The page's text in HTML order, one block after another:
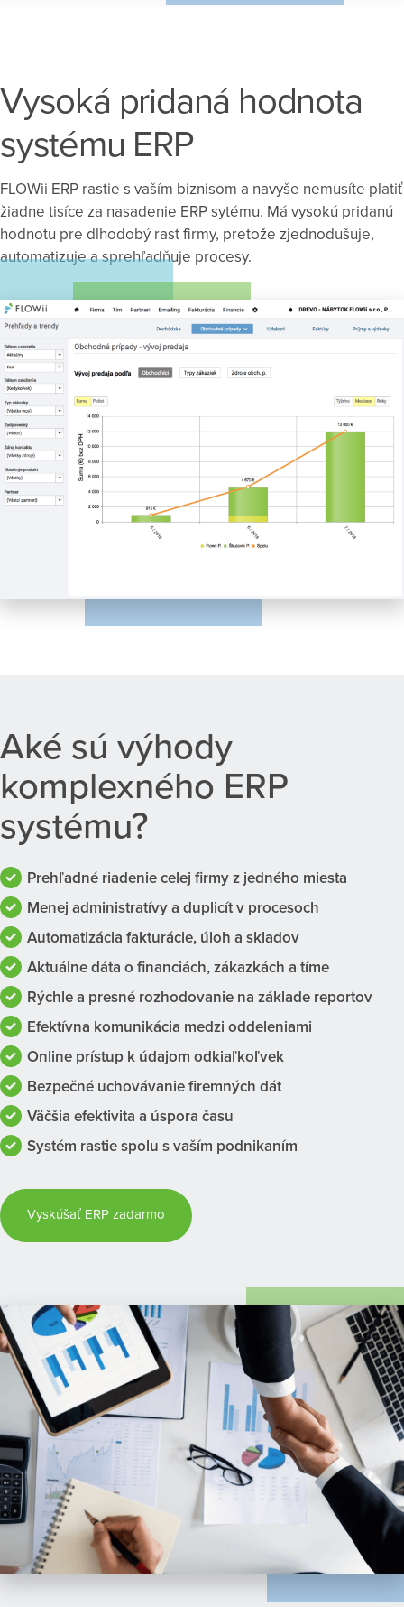
Vysoká pridaná hodnota
systému ERP
FLOWii ERP rastie s vaším biznisom a navyše nemusíte platiť
žiadne tisíce za nasadenie ERP sytému. Má vysokú pridanú
hodnotu pre dlhodobý rast firmy, pretože zjednodušuje,
automatizuje a sprehľadňuje procesy.
Aké sú výhody
komplexného ERP
systému?
Prehľadné riadenie celej firmy z jedného miesta
Menej administratívy a duplicít v procesoch
Automatizácia fakturácie, úloh a skladov
Aktuálne dáta o financiách, zákazkách a tíme
Rýchle a presné rozhodovanie na základe reportov
Efektívna komunikácia medzi oddeleniami
Online prístup k údajom odkiaľkoľvek
Bezpečné uchovávanie firemných dát
Väčšia efektivita a úspora času
Systém rastie spolu s vaším podnikaním
Vyskúšať ERP zadarmo